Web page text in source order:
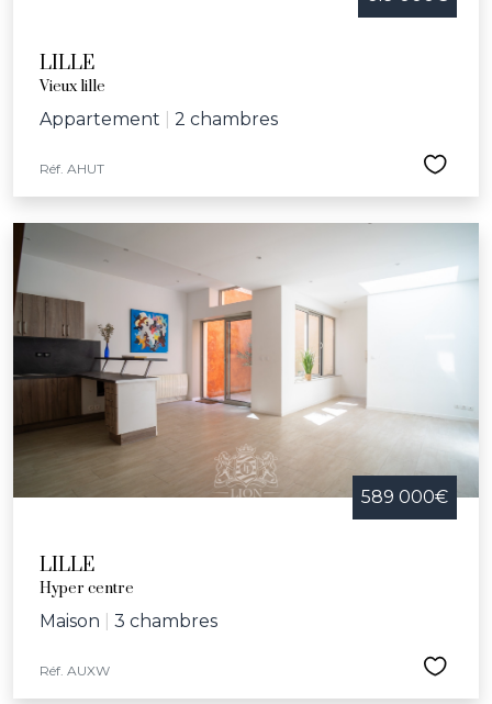
LILLE
Vieux lille
Appartement 2 chambres
Réf. AHUT
589 000€
LILLE
Hyper centre
Maison 3 chambres
Réf. AUXW